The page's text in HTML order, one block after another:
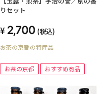
りセット
2,700 (税込)
お茶の京都の特産品
お茶の京都 おすすめ商品